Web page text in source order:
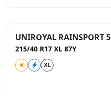
UNIROYAL RAINSPORT 5
215/40 R17 XL 87Y
XL